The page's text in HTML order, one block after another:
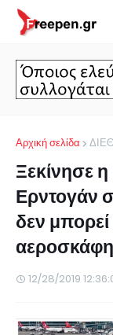
Αρχική σελίδα
Ξεκίνησε
Ερντογάν
δεν μπορεί
αεροσκάφη
12/28/2019